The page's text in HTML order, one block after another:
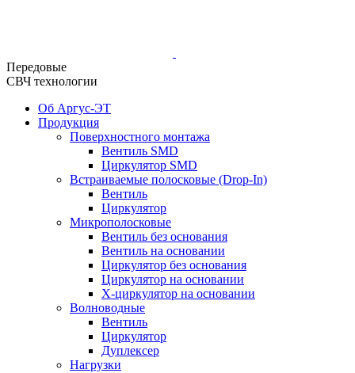
Передовые
СВЧ технологии
Об Аргус-ЭТ
Продукция
Поверхностного монтажа
Вентиль SMD
Циркулятор SMD
Встраиваемые полосковые (Drop-In)
Вентиль
Циркулятор
Микрополосковые
Вентиль без основания
Вентиль на основании
Циркулятор без основания
Циркулятор на основании
Х-циркулятор на основании
Волноводные
Вентиль
Циркулятор
Дуплексер
Нагрузки